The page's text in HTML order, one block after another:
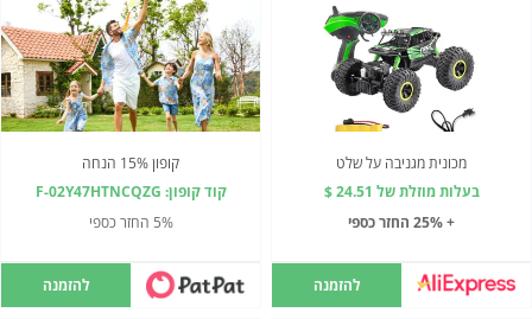
מכונית מגניבה על שלט
בעלות מוזלת של 24.51 $
+ 25% החזר כספי
להזמנה
קופון 15% הנחה
קוד קופון: F-02Y47HTNCQZG
5% החזר כספי
להזמנה